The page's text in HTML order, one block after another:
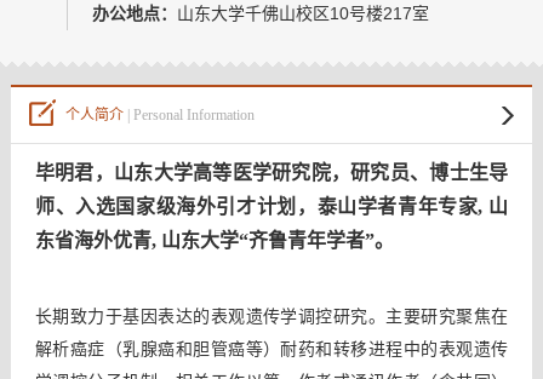
办公地点： 山东大学千佛山校区10号楼217室
个人简介| Personal Information
毕明君，山东大学高等医学研究院，研究员、博士生导
师、
入选国家级海外引才计划，泰山学者青年专家, 山
东省海外优青, 山东大学“齐鲁青年学者”。
长期致力于基因表达的表观遗传学调控研究。主要研究聚焦在
解析癌症（乳腺癌和胆管癌等）耐药和转移进程中的表观遗传